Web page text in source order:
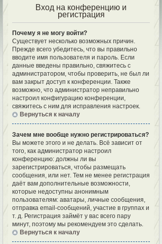
Вход на конференцию и
регистрация
Почему я не могу войти?
Существует несколько возможных причин.
Прежде всего убедитесь, что вы правильно
вводите имя пользователя и пароль. Если
данные введены правильно, свяжитесь с
администратором, чтобы проверить, не был ли
вам закрыт доступ к конференции. Также
возможно, что администратор неправильно
настроил конфигурацию конференции,
свяжитесь с ним для исправления настроек.
Вернуться к началу
Зачем мне вообще нужно регистрироваться?
Вы можете этого и не делать. Всё зависит от
того, как администратор настроил
конференцию: должны ли вы
зарегистрироваться, чтобы размещать
сообщения, или нет. Тем не менее регистрация
даёт вам дополнительные возможности,
которые недоступны анонимным
пользователям: аватары, личные сообщения,
отправка email-сообщений, участие в группах и
т. д. Регистрация займёт у вас всего пару
минут, поэтому мы рекомендуем это сделать.
Вернуться к началу